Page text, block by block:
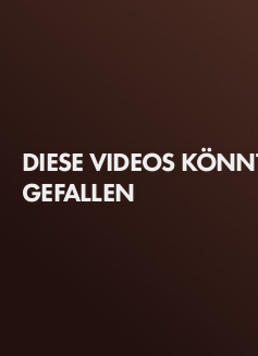
DIESE VIDEOS
GEFALLEN